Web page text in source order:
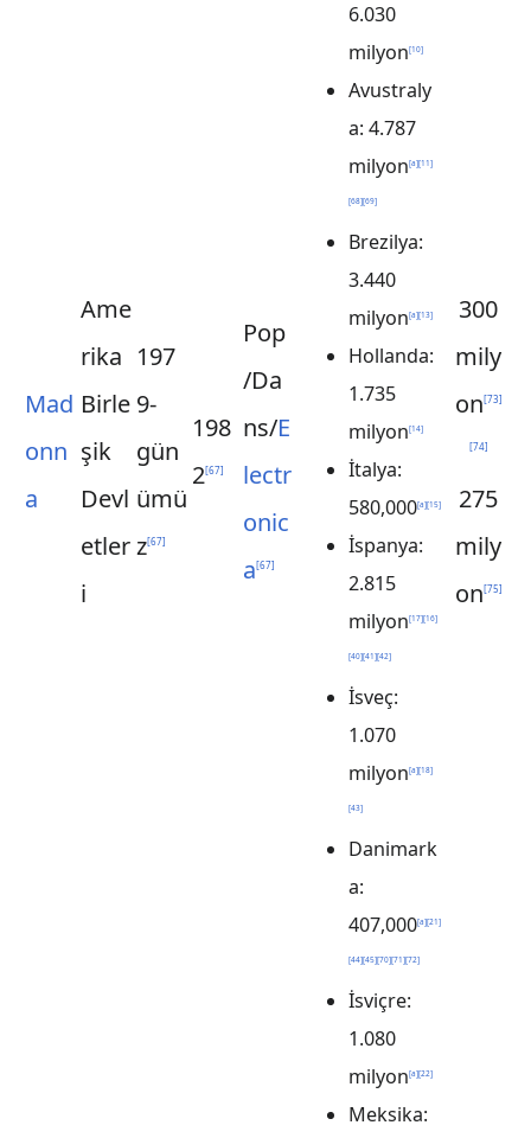
Mad
onn
a
Ame
rika
Birle
şik
Devl
etler
i
197
9-
gün
ümü
z[67]
198
2[67]
Pop
/Da
ns/E
lectr
onic
a[67]
6.030
milyon[10]
Avustraly
a: 4.787
milyon[a][11]
[68][69]
Brezilya:
3.440
milyon[a][13]
Hollanda:
1.735
milyon[14]
İtalya:
580,000[a][15]
İspanya:
2.815
milyon[17][16]
[40][41][42]
İsveç:
1.070
milyon[a][18]
[43]
Danimark
a:
407,000[a][21]
[44][45][70][71][72]
İsviçre:
1.080
milyon[a][22]
Meksika:
300
mily
on[73]
[74]
275
mily
on[75]